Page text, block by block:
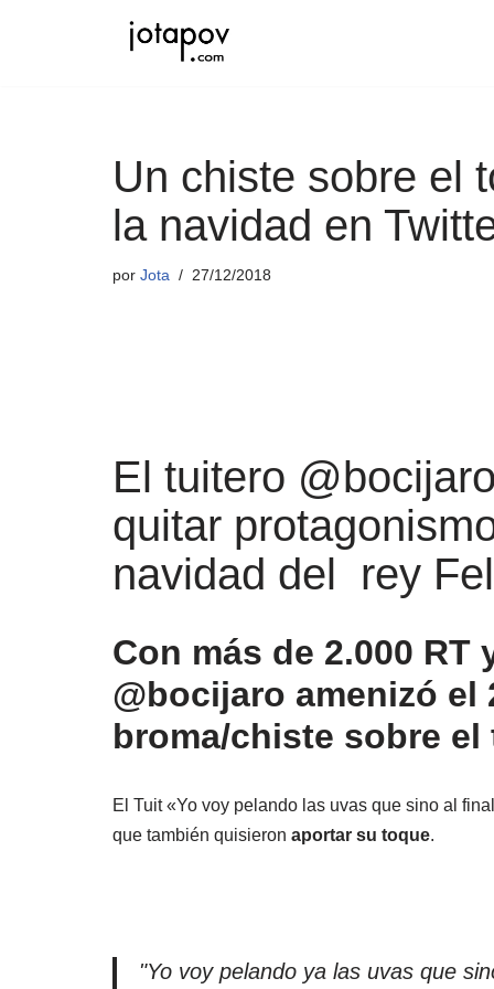
Un chiste sobre el
la navidad en
por Jota 27/12/2018
El tuitero
quitar
navidad del rey
Con más de 2.000 RT
@bocijaro amenizó el
broma/chiste sobre
El Tuit «Yo voy pelando las uvas que sino al
que también quisieron aportar su toque.
"Yo voy pelando ya las uvas que